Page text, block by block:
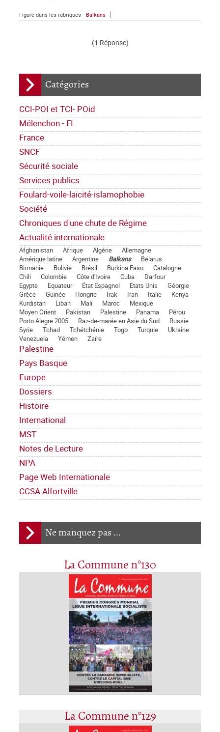
Catégories
CCI-POI et TCI- POid
Mélenchon - FI
France
SNCF
Sécurité sociale
Services publics
Foulard-voile-laïcité-islamophobie
Société
Chroniques d'une chute de Régime
Actualité internationale
Afghanistan Afrique Algérie
Allemagne
Amérique latine
Argentine Balkans
Bélarus
Birmanie
Bolivie Brésil Burkina Faso
Catalogne
Chili
Colombie Côte d'Ivoire Cuba
Darfour
Egypte
Equateur État Espagnol Etats Unis
Géorgie
Grèce
Guinée Hongrie Irak Iran Italie
Kenya
Kurdistan
Liban Mali Maroc
Mexique
Moyen Orient
Pakistan Palestine Panama
Pérou
Porto Alegre 2005
Raz-de-marée en Asie du Sud
Russie
Syrie
Tchad Tchétchénie Togo Turquie
Ukraine
Venezuela
Yémen Zaïre
Palestine
Pays Basque
Europe
Dossiers
Histoire
International
MST
Notes de Lecture
NPA
Page Web Internationale
CCSA Alfortville
Ne manquez pas ...
La Commune n°130
La Commune n°129
Figure dans les rubriques Balkans
(1 Réponse)